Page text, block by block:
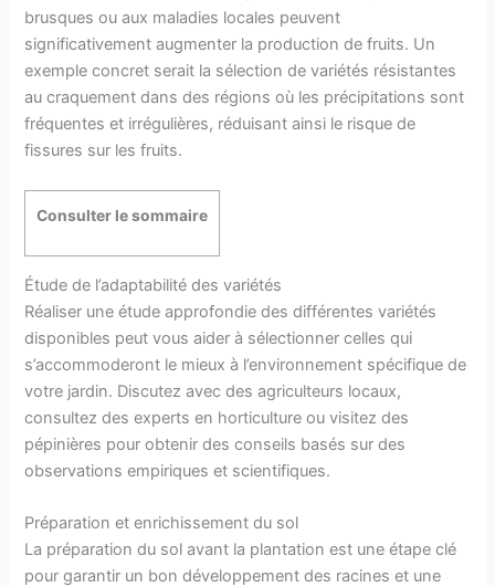
brusques ou aux maladies locales peuvent
significativement augmenter la production de fruits. Un
exemple concret serait la sélection de variétés résistantes
au craquement dans des régions où les précipitations sont
fréquentes et irrégulières, réduisant ainsi le risque de
fissures sur les fruits.
Consulter le sommaire
Étude de l’adaptabilité des variétés
Réaliser une étude approfondie des différentes variétés
disponibles peut vous aider à sélectionner celles qui
s’accommoderont le mieux à l’environnement spécifique de
votre jardin. Discutez avec des agriculteurs locaux,
consultez des experts en horticulture ou visitez des
pépinières pour obtenir des conseils basés sur des
observations empiriques et scientifiques.
Préparation et enrichissement du sol
La préparation du sol avant la plantation est une étape clé
pour garantir un bon développement des racines et une